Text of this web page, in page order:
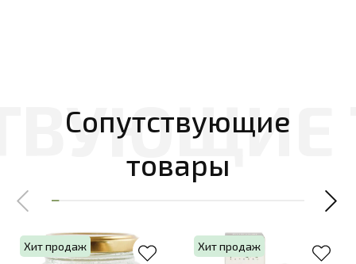
Сопутствующие
товары
Хит продаж Хит продаж